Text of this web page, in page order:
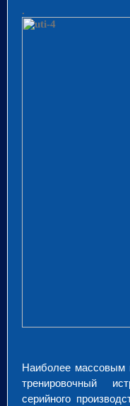
.
Наиболее массовым
тренировочный
серийного